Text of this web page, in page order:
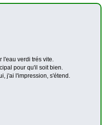
l'eau verdi trés vite.
pour qu'il soit bien.
j'ai l'impression, s'étend.